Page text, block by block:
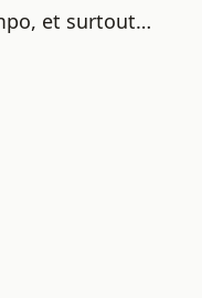
et surtout…